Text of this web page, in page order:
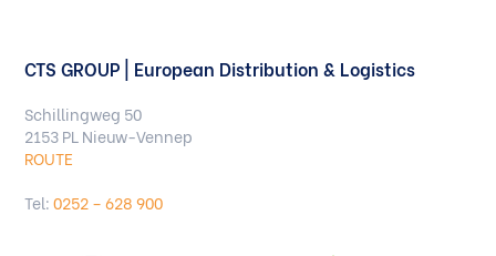
CTS GROUP | European Distribution & Logistics
Schillingweg 50
2153 PL Nieuw-Vennep
ROUTE
Tel:0252 – 628 900